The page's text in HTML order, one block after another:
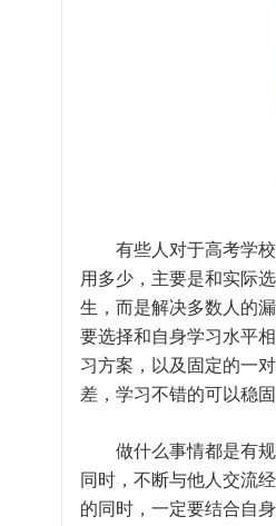
有些人对于高考学校
用多少，主要是和实际
生，而是解决多数人的
要选择和自身学习水平
习方案，以及固定的一
差，学习不错的可以稳
做什么事情都是有规
同时，不断与他人交流
的同时，一定要结合自